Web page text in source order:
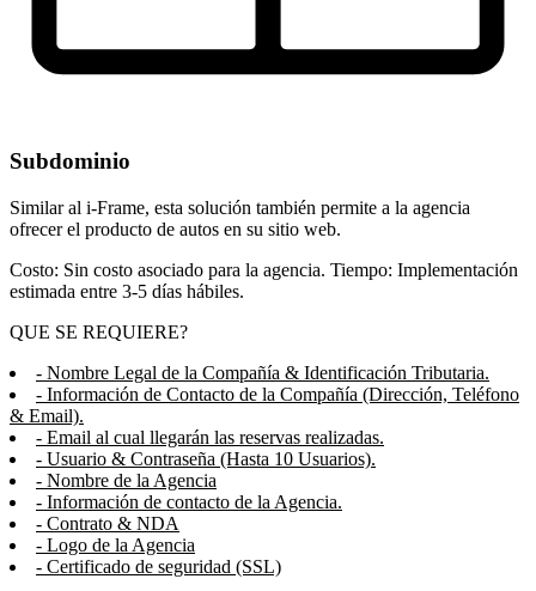
Subdominio
Similar al i-Frame, esta solución también permite a la agencia
ofrecer el producto de autos en su sitio web.
Costo: Sin costo asociado para la agencia. Tiempo: Implementación
estimada entre 3-5 días hábiles.
QUE SE REQUIERE?
- Nombre Legal de la Compañía & Identificación Tributaria.
- Información de Contacto de la Compañía (Dirección, Teléfono
& Email).
- Email al cual llegarán las reservas realizadas.
- Usuario & Contraseña (Hasta 10 Usuarios).
- Nombre de la Agencia
- Información de contacto de la Agencia.
- Contrato & NDA
- Logo de la Agencia
- Certificado de seguridad (SSL)